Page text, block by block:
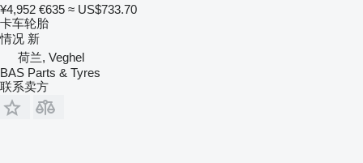
¥4,952 €635 ≈ US$733.70
卡车轮胎
情况 新
荷兰, Veghel
BAS Parts & Tyres
联系卖方